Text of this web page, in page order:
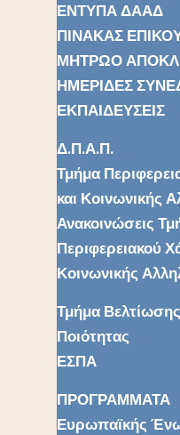
ΕΝΤΥΠΑ ΔΑΑΔ
ΠΙΝΑΚΑΣ
ΜΗΤΡΩΟ
ΗΜΕΡΙΔΕΣ
ΕΚΠΑΙΔΕΥΣΕΙΣ
Δ.Π.Α.Π.
Τμήμα
και Κοινωνικής
Ανακοινώσεις
Περιφερειακού
Κοινωνικής
Τμήμα
Ποιότητας
ΕΣΠΑ
ΠΡΟΓΡΑΜΜΑΤΑ
Ευρωπαϊκής